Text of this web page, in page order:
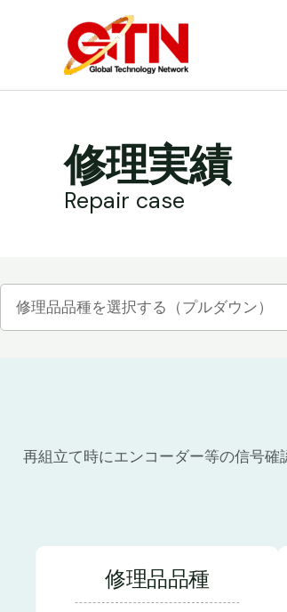
修理実績
Repair case
再組立て時にエンコーダー等の信号
修理品品種